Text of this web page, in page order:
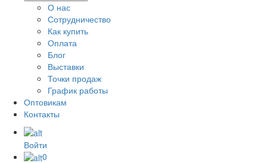
О нас
Сотрудничество
Как купить
Оплата
Блог
Выставки
Точки продаж
График работы
Оптовикам
Контакты
Войти
0